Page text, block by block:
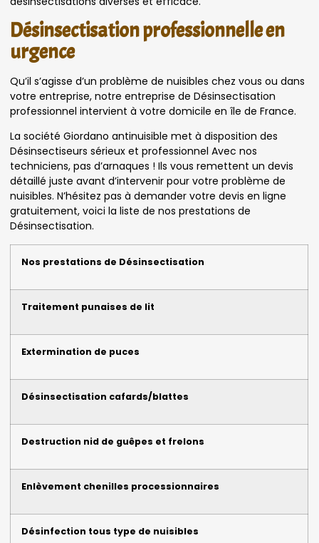
Désinsectisation professionnelle en
urgence
Qu’il s’agisse d’un problème de nuisibles chez vous ou dans
votre entreprise, notre entreprise de Désinsectisation
professionnel intervient à votre domicile en île de France.
La société Giordano antinuisible met à disposition des
Désinsectiseurs sérieux et professionnel Avec nos
techniciens, pas d’arnaques ! Ils vous remettent un devis
détaillé juste avant d’intervenir pour votre problème de
nuisibles. N’hésitez pas à demander votre devis en ligne
gratuitement, voici la liste de nos prestations de
Désinsectisation.
Nos prestations de Désinsectisation
Traitement punaises de lit
Extermination de puces
Désinsectisation cafards/blattes
Destruction nid de guêpes et frelons
Enlèvement chenilles processionnaires
Désinfection tous type de nuisibles